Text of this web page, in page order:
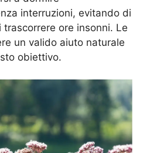
interruzioni, evitando di
ore insonni. Le
un valido aiuto naturale
obiettivo.